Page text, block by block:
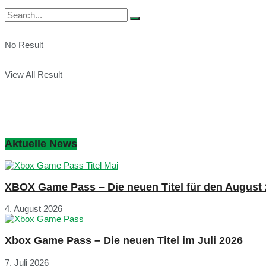
No Result
View All Result
Aktuelle News
XBOX Game Pass – Die neuen Titel für den August
4. August 2026
Xbox Game Pass – Die neuen Titel im Juli 2026
7. Juli 2026